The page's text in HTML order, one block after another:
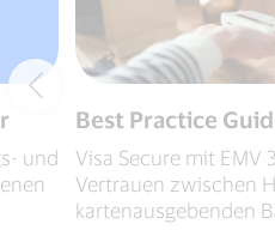
und
Best Practice
Visa Secure mit EMV
Vertrauen zwischen
kartenausgebenden